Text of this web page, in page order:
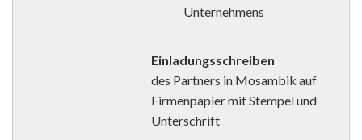
Unternehmens
Einladungsschreiben
des Partners in Mosambik auf
Firmenpapier mit Stempel und
Unterschrift